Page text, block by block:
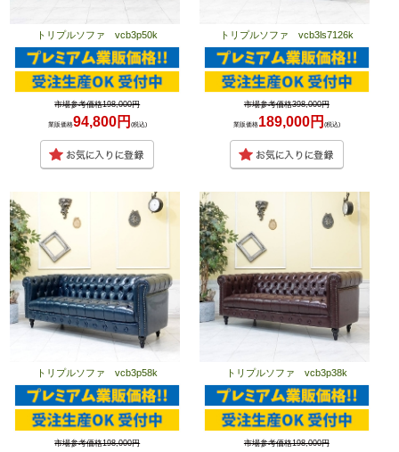
トリプルソファ vcb3p50k
市場参考価格198,000円
業販価格94,800円 (税込)
トリプルソファ vcb3ls7126k
市場参考価格398,000円
業販価格189,000円 (税込)
トリプルソファ vcb3p58k
市場参考価格198,000円
トリプルソファ vcb3p38k
市場参考価格198,000円